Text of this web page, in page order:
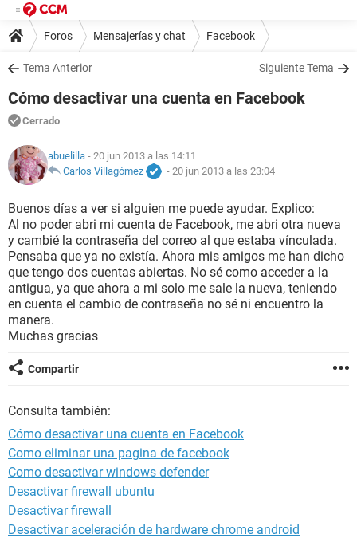
Foros Mensajerías y chat Facebook
Tema Anterior Siguiente Tema
Cómo desactivar una cuenta en Facebook
Cerrado
abuelilla - 20 jun 2013 a las 14:11
Carlos Villagómez
- 20 jun 2013 a las 23:04
Buenos días a ver si alguien me puede ayudar. Explico:
Al no poder abri mi cuenta de Facebook, me abri otra nueva
y cambié la contraseña del correo al que estaba vínculada.
Pensaba que ya no existía. Ahora mis amigos me han dicho
que tengo dos cuentas abiertas. No sé como acceder a la
antigua, ya que ahora a mi solo me sale la nueva, teniendo
en cuenta el cambio de contraseña no sé ni encuentro la
manera.
Muchas gracias
Compartir
Consulta también:
Cómo desactivar una cuenta en Facebook
Como eliminar una pagina de facebook
Como desactivar windows defender
Desactivar firewall ubuntu
Desactivar firewall
Desactivar aceleración de hardware chrome android